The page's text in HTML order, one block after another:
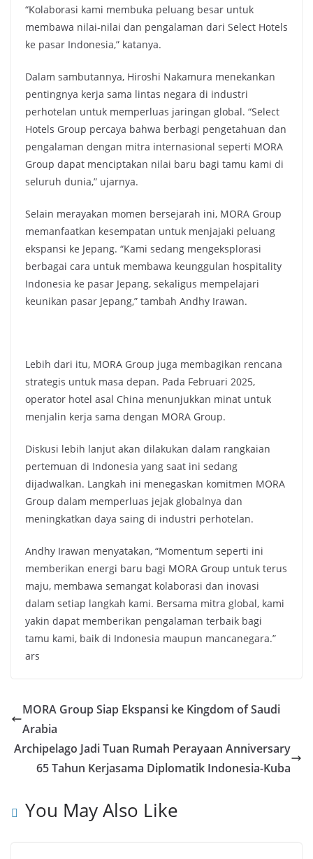
“Kolaborasi kami membuka peluang besar untuk
membawa nilai-nilai dan pengalaman dari Select Hotels
ke pasar Indonesia,” katanya.
Dalam sambutannya, Hiroshi Nakamura menekankan
pentingnya kerja sama lintas negara di industri
perhotelan untuk memperluas jaringan global. “Select
Hotels Group percaya bahwa berbagi pengetahuan dan
pengalaman dengan mitra internasional seperti MORA
Group dapat menciptakan nilai baru bagi tamu kami di
seluruh dunia,” ujarnya.
Selain merayakan momen bersejarah ini, MORA Group
memanfaatkan kesempatan untuk menjajaki peluang
ekspansi ke Jepang. “Kami sedang mengeksplorasi
berbagai cara untuk membawa keunggulan hospitality
Indonesia ke pasar Jepang, sekaligus mempelajari
keunikan pasar Jepang,” tambah Andhy Irawan.
Lebih dari itu, MORA Group juga membagikan rencana
strategis untuk masa depan. Pada Februari 2025,
operator hotel asal China menunjukkan minat untuk
menjalin kerja sama dengan MORA Group.
Diskusi lebih lanjut akan dilakukan dalam rangkaian
pertemuan di Indonesia yang saat ini sedang
dijadwalkan. Langkah ini menegaskan komitmen MORA
Group dalam memperluas jejak globalnya dan
meningkatkan daya saing di industri perhotelan.
Andhy Irawan menyatakan, “Momentum seperti ini
memberikan energi baru bagi MORA Group untuk terus
maju, membawa semangat kolaborasi dan inovasi
dalam setiap langkah kami. Bersama mitra global, kami
yakin dapat memberikan pengalaman terbaik bagi
tamu kami, baik di Indonesia maupun mancanegara.”
ars
MORA Group Siap Ekspansi ke Kingdom of Saudi
Arabia
Archipelago Jadi Tuan Rumah Perayaan Anniversary
65 Tahun Kerjasama Diplomatik Indonesia-Kuba
You May Also Like